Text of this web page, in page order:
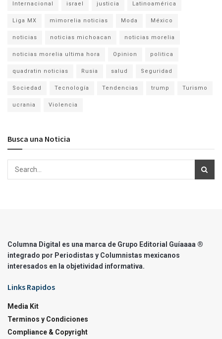
Internacional israel justicia Latinoamérica
Liga MX mimorelia noticias Moda México
noticias noticias michoacan noticias morelia
noticias morelia ultima hora Opinion politica
quadratin noticias Rusia salud Seguridad
Sociedad Tecnología Tendencias trump Turismo
ucrania Violencia
Busca una Noticia
Columna Digital es una marca de Grupo Editorial Guíaaaa ®
integrado por Periodistas y Columnistas mexicanos
interesados en la objetividad informativa.
Links Rapidos
Media Kit
Terminos y Condiciones
Compliance & Copyright